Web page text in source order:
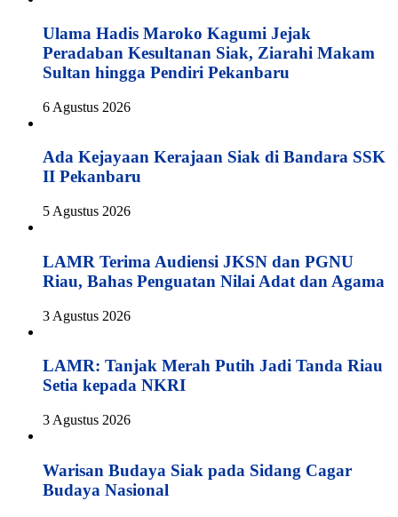
Ulama Hadis Maroko Kagumi Jejak
Peradaban Kesultanan Siak, Ziarahi Makam
Sultan hingga Pendiri Pekanbaru
6 Agustus 2026
Ada Kejayaan Kerajaan Siak di Bandara SSK
II Pekanbaru
5 Agustus 2026
LAMR Terima Audiensi JKSN dan PGNU
Riau, Bahas Penguatan Nilai Adat dan Agama
3 Agustus 2026
LAMR: Tanjak Merah Putih Jadi Tanda Riau
Setia kepada NKRI
3 Agustus 2026
Warisan Budaya Siak pada Sidang Cagar
Budaya Nasional